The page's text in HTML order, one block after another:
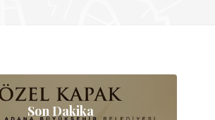
Son Dakika